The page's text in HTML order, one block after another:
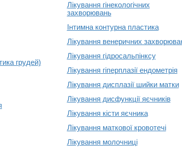
грудей)
Лікування гінекологічних
захворювань
Інтимна контурна пластика
Лікування венеричних
Лікування гідросальпінксу
Лікування гіперплазії ендометрія
Лікування дисплазії шийки матки
Лікування дисфункції яєчників
Лікування кісти яєчника
Лікування маткової кровотечі
Лікування молочниці